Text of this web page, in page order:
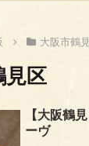
大阪市鶴
見区
【大阪鶴
ーヴ